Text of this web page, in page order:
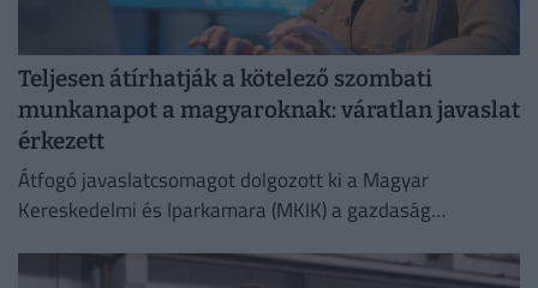
Teljesen átírhatják a kötelező szombati
munkanapot a magyaroknak: váratlan javaslat
érkezett
Átfogó javaslatcsomagot dolgozott ki a Magyar
Kereskedelmi és Iparkamara (MKIK) a gazdaság
kezelése érdekében.